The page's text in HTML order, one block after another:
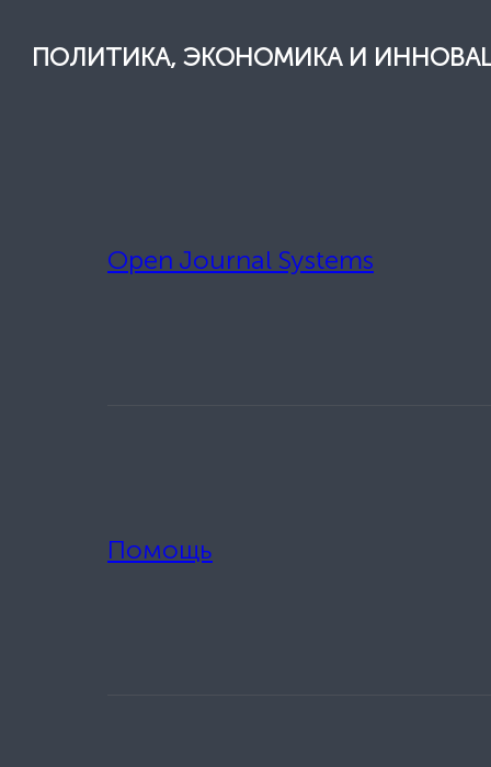
ПОЛИТИКА, ЭКОНОМИКА И
Open Journal Systems
Помощь